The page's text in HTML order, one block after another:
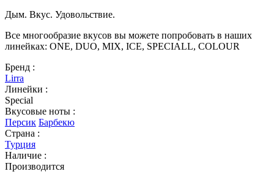
Дым. Вкус. Удовольствие.
Все многообразие вкусов вы можете попробовать в наших
линейках: ONE, DUO, MIX, ICE, SPECIALL, COLOUR
Бренд :
Lirra
Линейки :
Special
Вкусовые ноты :
Персик Барбекю
Страна :
Турция
Наличие :
Производится